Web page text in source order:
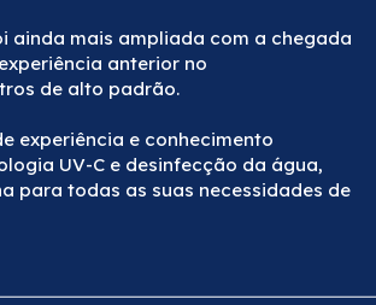
ainda mais ampliada com a chegada
anterior no
de alto padrão.
experiência e conhecimento
UV-C e desinfecção da água,
para todas as suas necessidades de